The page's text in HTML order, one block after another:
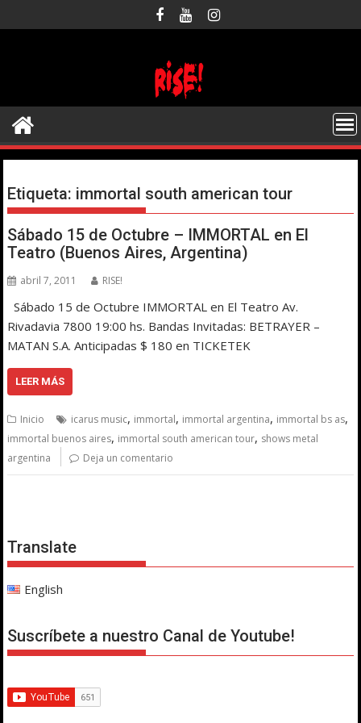
al
Etiqueta: immortal south american tour
Sábado 15 de Octubre – IMMORTAL en El
Teatro (Buenos Aires, Argentina)
abril 7, 2011 RISE!
Sábado 15 de Octubre IMMORTAL en El Teatro Av.
Rivadavia 7800 19:00 hs. Bandas Invitadas: BETRAYER –
MATAN S.A. Anticipadas $ 180 en TICKETEK
LEER MÁS
Inicio icarus music, immortal, immortal argentina, immortal bs as,
immortal buenos aires, immortal south american tour, shows metal
argentina
Deja un comentario
Translate
English
Suscríbete a nuestro Canal de Youtube!